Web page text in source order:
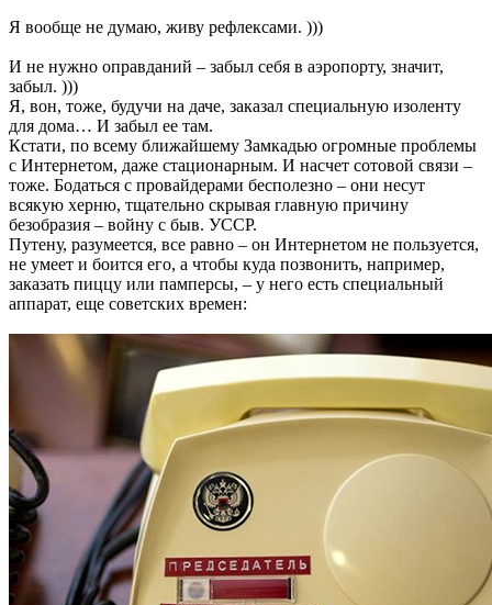
Я вообще не думаю, живу рефлексами. )))
И не нужно оправданий – забыл себя в аэропорту, значит,
забыл. )))
Я, вон, тоже, будучи на даче, заказал специальную изоленту
для дома… И забыл ее там.
Кстати, по всему ближайшему Замкадью огромные проблемы
с Интернетом, даже стационарным. И насчет сотовой связи –
тоже. Бодаться с провайдерами бесполезно – они несут
всякую херню, тщательно скрывая главную причину
безобразия – войну с быв. УССР.
Путену, разумеется, все равно – он Интернетом не пользуется,
не умеет и боится его, а чтобы куда позвонить, например,
заказать пиццу или памперсы, – у него есть специальный
аппарат, еще советских времен: